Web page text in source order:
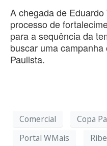
A chegada de
processo de
para a sequência da
buscar uma
Paulista.
Comercial Copa
Portal WMais